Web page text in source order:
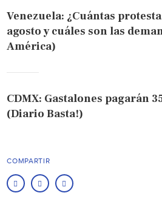
Venezuela: ¿Cuántas
agosto y cuáles son las
América)
CDMX: Gastalones pagarán
(Diario Basta!)
COMPARTIR